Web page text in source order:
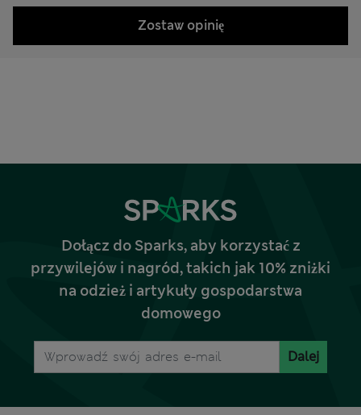
Zostaw opinię
Dołącz do Sparks, aby korzystać z
przywilejów i nagród, takich jak 10% zniżki
na odzież i artykuły gospodarstwa
domowego
Dalej